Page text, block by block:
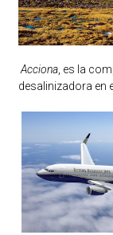
Acciona, es la
desalinizadora en